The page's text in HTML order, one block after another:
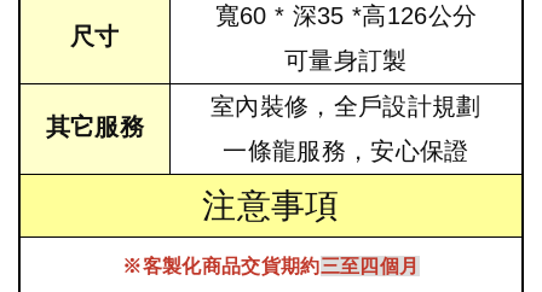
尺寸
寬60 * 深35 *高126公分
可量身訂製
其它服務
室內裝修，全戶設計規劃
一條龍服務，安心保證
注意事項
※客製化商品交貨期約三至四個月